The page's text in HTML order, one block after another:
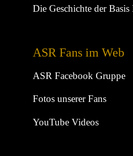
Die Geschichte der
ASR Fans im Web
ASR Facebook Gruppe
Fotos unserer Fans
YouTube Videos